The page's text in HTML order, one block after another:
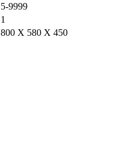
5-9999
1
800 X 580 X 450